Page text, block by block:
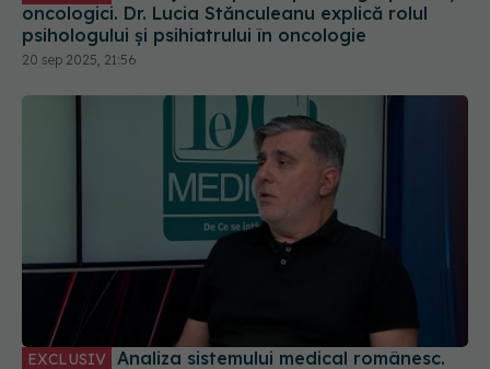
20 sep 2025, 21:56
EXCLUSIV
Dr. Bogdan Andreescu, la DC Medical și DC News
19 sep 2025, 16:02